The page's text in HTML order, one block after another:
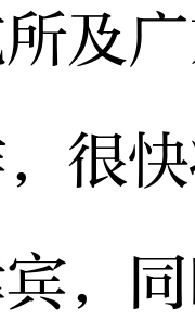
及
很
，